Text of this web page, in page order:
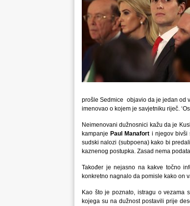
prošle Sedmice objavio da je jedan od
imenovao o kojem je savjetniku riječ.
Neimenovani dužnosnici kažu da je
kampanje Paul Manafort i njegov bivši
sudski nalozi (subpoena) kako bi
kaznenog postupka. Zasad nema
Također je nejasno na kakve točno
konkretno nagnalo da pomisle kako on
Kao što je poznato, istragu o vezama
kojega su na dužnost postavili prije